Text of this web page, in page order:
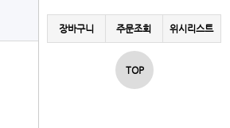
장바구니 주문조회 위시리스트
TOP